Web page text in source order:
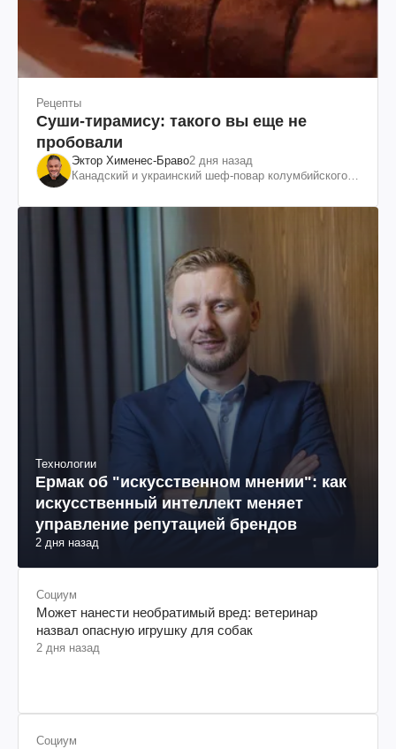
Рецепты
Суши-тирамису: такого вы еще не
пробовали
Эктор Хименес-Браво2 дня назад
Канадский и украинский шеф-повар колумбийского
Технологии
Ермак об "искусственном мнении": как
искусственный интеллект меняет
управление репутацией брендов
2 дня назад
Социум
Может нанести необратимый вред: ветеринар
назвал опасную игрушку для собак
2 дня назад
Социум